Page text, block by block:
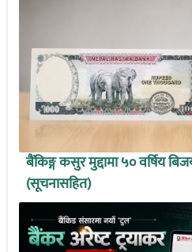
बैंकिङ्ग कसुर मुद्दामा ५० वर्षिय
(सूचनासहित)